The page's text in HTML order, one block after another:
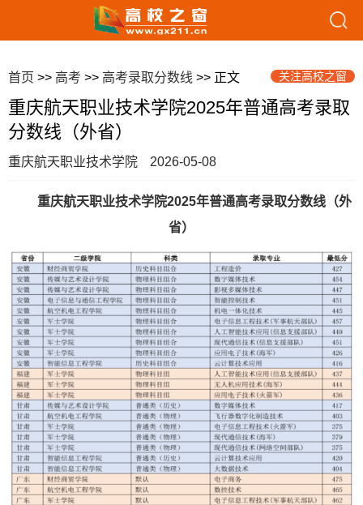
首页 >> 高考 >> 高考录取分数线 >> 正文 关注高校之窗
重庆航天职业技术学院2025年普通高考录取
分数线（外省）
重庆航天职业技术学院 2026-05-08
重庆航天职业技术学院2025年普通高考录取分数线（外
省）